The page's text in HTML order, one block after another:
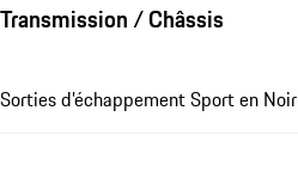
Transmission / Châssis
Sorties d’échappement Sport en Noir